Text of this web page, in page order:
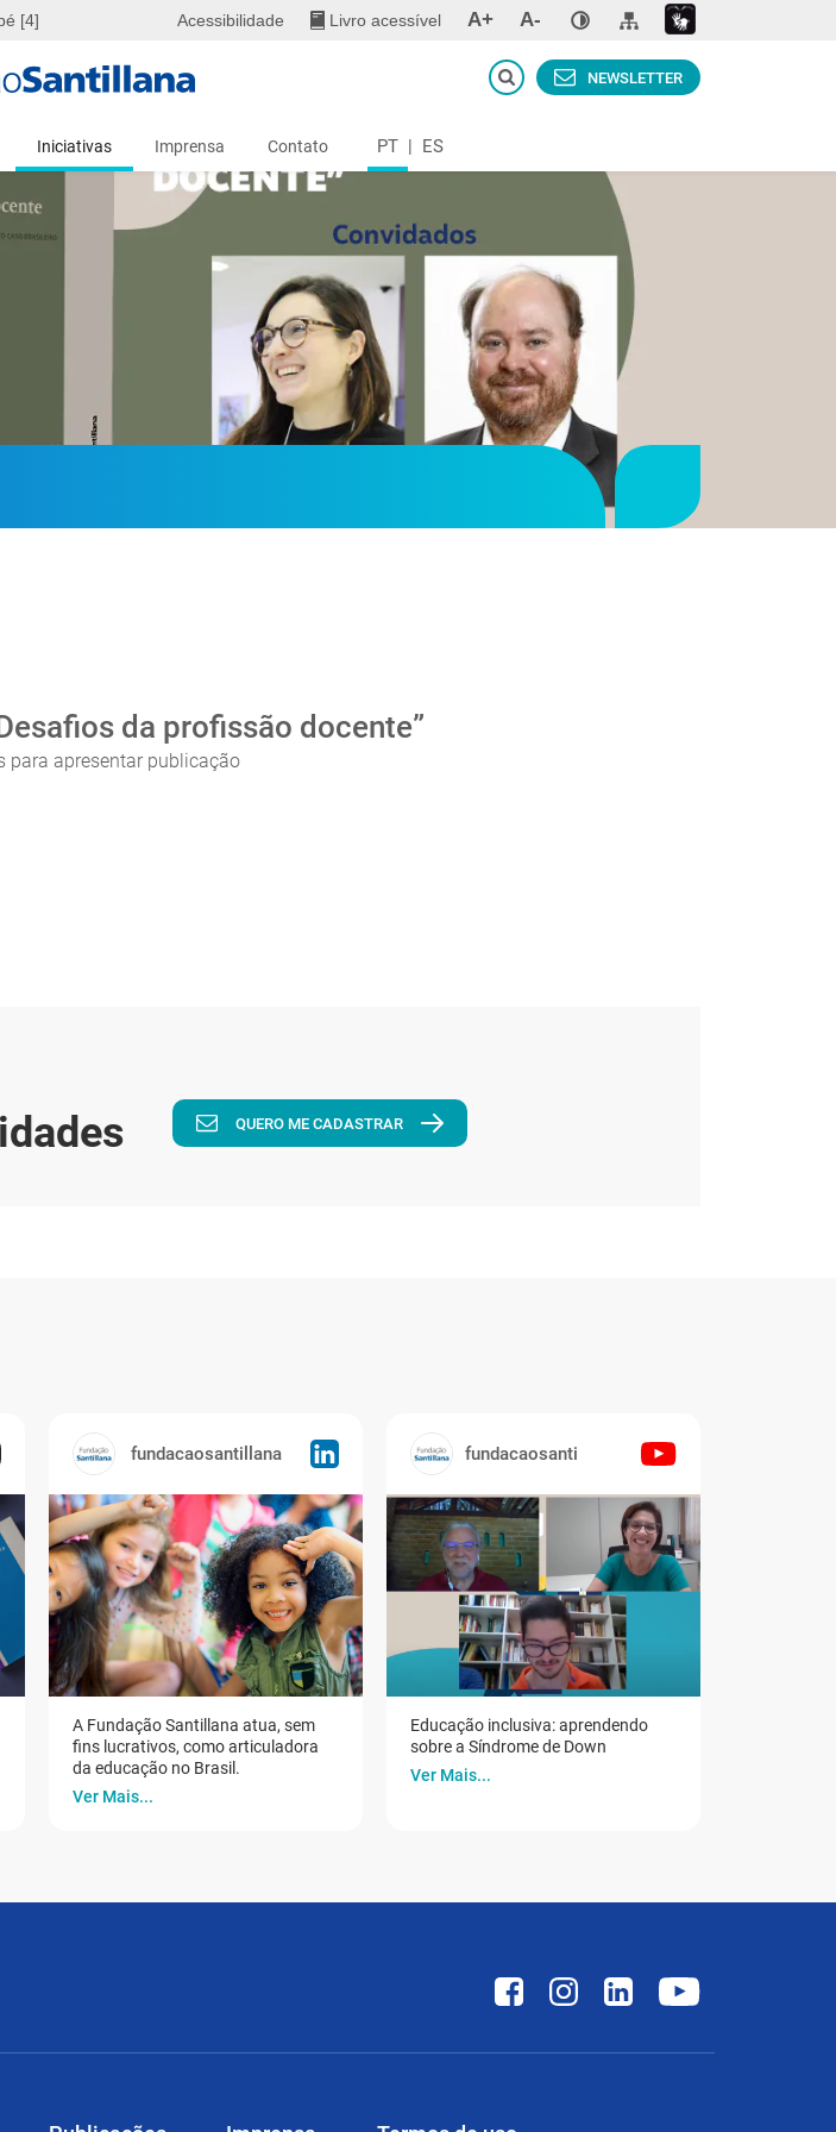
[4] Acessibilidade Livro acessível A+ A-
Iniciativas Imprensa Contato PT | ES
NEWSLETTER
da profissão docente”
para apresentar publicação
QUERO ME CADASTRAR
fundacaosantillana
A Fundação Santillana atua, sem
fins lucrativos, como articuladora
da educação no Brasil.
Ver Mais...
fundacaosanti
Educação inclusiva: aprendendo
sobre a Síndrome de Down
Ver Mais...